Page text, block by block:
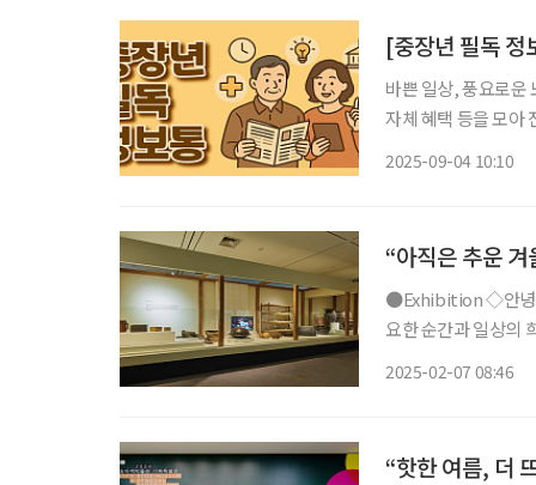
바쁜 일상, 풍요로운
자체 혜택 등을 모아 전달 드립니다. 새로운 삶을 여는
2025-09-04 10:10
“아직은 추운
●Exhibition ◇안녕, K-술 일정 3월 3일까지 장소 인천광역시립박물관 술은 예부터 삶의 중
요한 순간과 일상의
2025-02-07 08:46
“핫한 여름, 더